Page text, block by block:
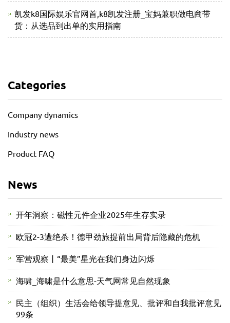
凯发k8国际娱乐官网首,k8凯发注册_宝妈兼职做电商带
货：从选品到出单的实用指南
Categories
Company dynamics
Industry news
Product FAQ
News
开年洞察：磁性元件企业2025年生存实录
欧冠2-3遭绝杀！德甲劲旅提前出局背后隐藏的危机
军营观察丨“最美”星光在我们身边闪烁
海啸_海啸是什么意思-天气网常见自然现象
民主（组织）生活会给领导提意见、批评和自我批评意见
99条